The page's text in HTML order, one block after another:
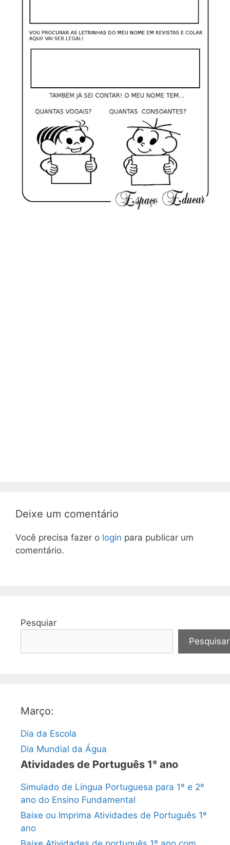
Deixe um comentário
Você precisa fazer o login para publicar um
comentário.
Pesquiar
Pesquisar
Março:
Dia da Escola
Dia Mundial da Água
Atividades de Português 1° ano
Simulado de Língua Portuguesa para 1º e 2º
ano do Ensino Fundamental
Baixe ou Imprima Atividades de Português 1º
ano